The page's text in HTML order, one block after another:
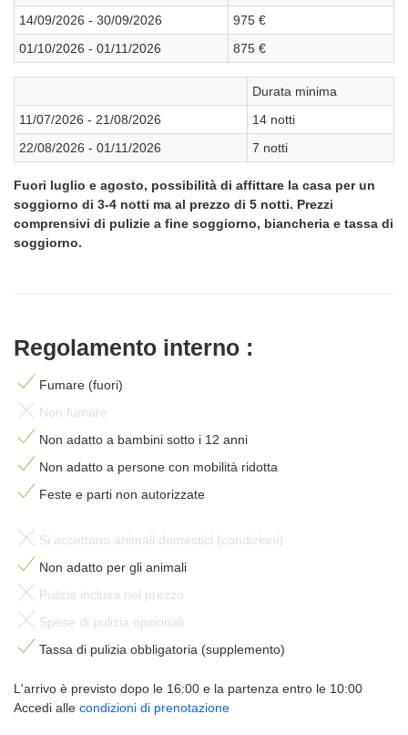
14/09/2026 - 30/09/2026
975 €
01/10/2026 - 01/11/2026
875 €
Durata minima
11/07/2026 - 21/08/2026
14 notti
22/08/2026 - 01/11/2026
7 notti
Fuori luglio e agosto, possibilità di affittare la casa per un
soggiorno di 3-4 notti ma al prezzo di 5 notti. Prezzi
comprensivi di pulizie a fine soggiorno, biancheria e tassa di
soggiorno.
Regolamento interno :
Fumare (fuori)
Non fumare
Non adatto a bambini sotto i 12 anni
Non adatto a persone con mobilità ridotta
Feste e parti non autorizzate
Si accettano animali domestici (condizioni)
Non adatto per gli animali
Pulizia inclusa nel prezzo
Spese di pulizia opzionali
Tassa di pulizia obbligatoria (supplemento)
L'arrivo è previsto dopo le 16:00 e la partenza entro le 10:00
Accedi alle condizioni di prenotazione